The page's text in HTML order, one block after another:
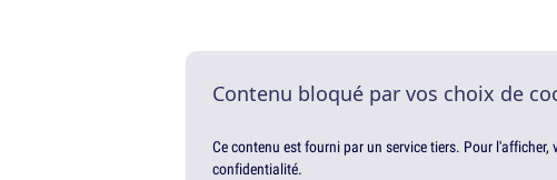
Contenu bloqué par vos choix de
Ce contenu est fourni par un service tiers. Pour
confidentialité.